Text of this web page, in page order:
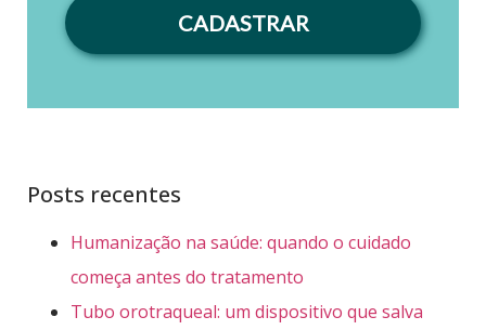
CADASTRAR
Posts recentes
Humanização na saúde: quando o cuidado
começa antes do tratamento
Tubo orotraqueal: um dispositivo que salva